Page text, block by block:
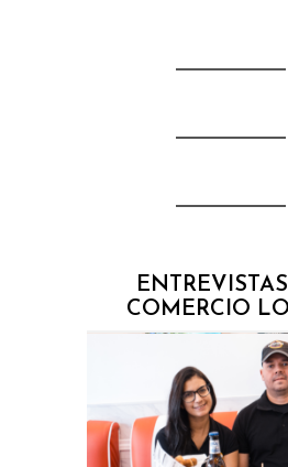
COMERCIO